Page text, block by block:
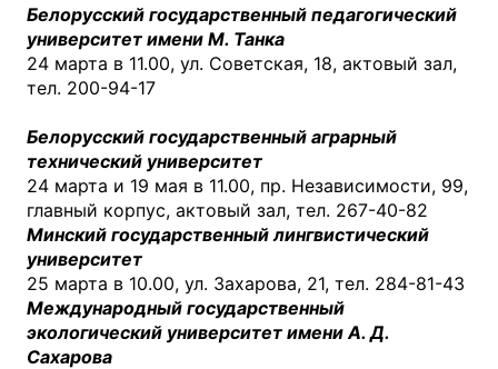
Белорусский государственный педагогический
университет имени М. Танка
24 марта в 11.00, ул. Советская, 18, актовый зал,
тел. 200-94-17
Белорусский государственный аграрный
технический университет
24 марта и 19 мая в 11.00, пр. Независимости, 99,
главный корпус, актовый зал, тел. 267-40-82
Минский государственный лингвистический
университет
25 марта в 10.00, ул. Захарова, 21, тел. 284-81-43
Международный государственный
экологический университет имени А. Д.
Сахарова